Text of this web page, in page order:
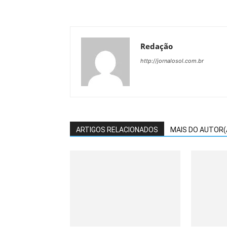
Redação
http://jornalosol.com.br
ARTIGOS RELACIONADOS MAIS DO